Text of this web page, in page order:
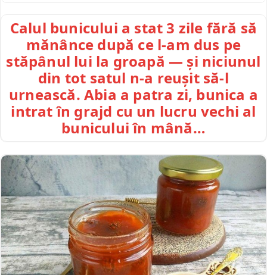
Calul bunicului a stat 3 zile fără să
mănânce după ce l-am dus pe
stăpânul lui la groapă — și niciunul
din tot satul n-a reușit să-l
urnească. Abia a patra zi, bunica a
intrat în grajd cu un lucru vechi al
bunicului în mână…